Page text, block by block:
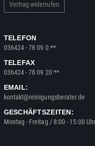
Vertrag widerrufen
TELEFON
036424 - 78 09 0 **
TELEFAX
036424 - 78 09 20 **
EMAIL:
kontakt@reinigungsberater.de
GESCHÄFTSZEITEN:
Montag - Freitag / 8:00 - 15:00